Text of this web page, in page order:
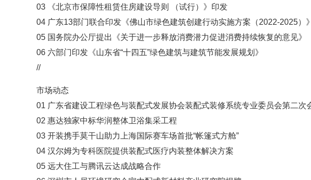
03 《北京市保障性租赁住房建设导则 （试行）》印发
04 广东13部门联合印发《佛山市绿色建筑创建行动实施方案（2022-2025）》
05 国务院办公厅提出《关于进一步释放消费潜力促进消费持续恢复的意见》
06 六部门印发《山东省“十四五”绿色建筑与建筑节能发展规划》
//
市场动态
01 广东省建设工程绿色与装配式发展协会装配式装修系统专业委员会第二次
02 惠达独家中标华润整体卫浴集采工程
03 开装携手莫干山助力上海国际赛车场首批“帐篷式方舱”
04 汉尔姆为专科医院提供装配式医疗内装整体解决方案
05 远大住工与腾讯云达成战略合作